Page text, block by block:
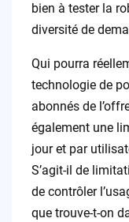
bien à tester la
diversité de
Qui pourra
technologie de
abonnés de
également une
jour et par
S’agit-il de
de contrôler
que trouve-t-on